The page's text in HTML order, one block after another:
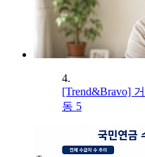
4.
[Trend&Bravo]
동 5